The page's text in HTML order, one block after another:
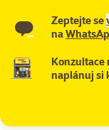
Zeptejte se
na
Konzultace
naplánuj si